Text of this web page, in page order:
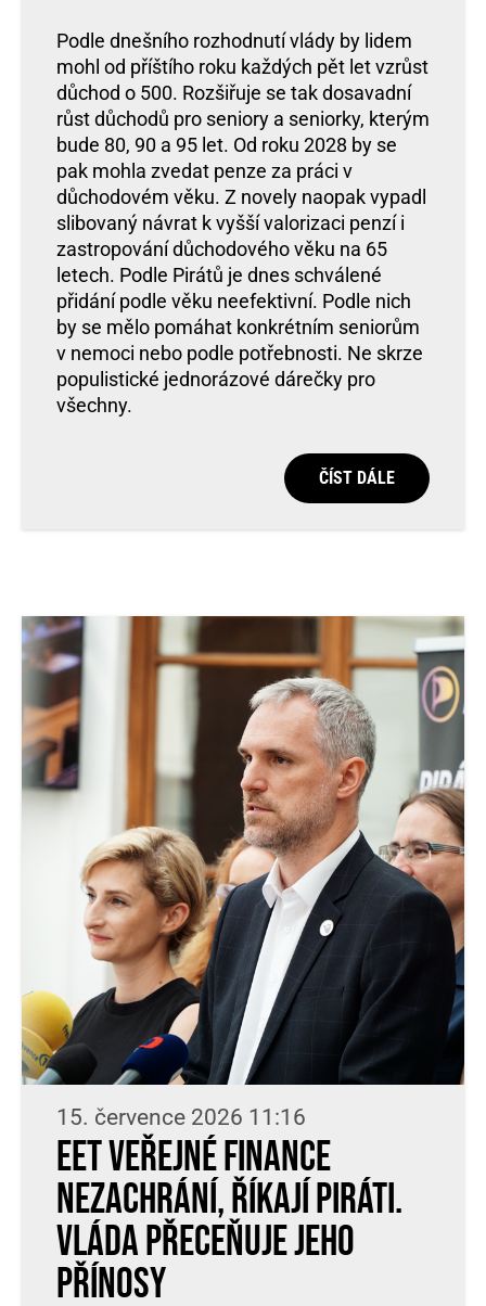
Podle dnešního rozhodnutí vlády by lidem
mohl od příštího roku každých pět let vzrůst
důchod o 500. Rozšiřuje se tak dosavadní
růst důchodů pro seniory a seniorky, kterým
bude 80, 90 a 95 let. Od roku 2028 by se
pak mohla zvedat penze za práci v
důchodovém věku. Z novely naopak vypadl
slibovaný návrat k vyšší valorizaci penzí i
zastropování důchodového věku na 65
letech. Podle Pirátů je dnes schválené
přidání podle věku neefektivní. Podle nich
by se mělo pomáhat konkrétním seniorům
v nemoci nebo podle potřebnosti. Ne skrze
populistické jednorázové dárečky pro
všechny.
ČÍST DÁLE
15. července 2026 11:16
EET veřejné finance
nezachrání, říkají Piráti.
Vláda přeceňuje jeho
přínosy